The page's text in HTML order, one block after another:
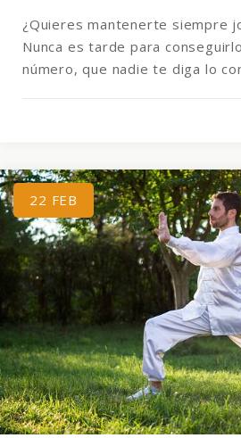
¿Quieres mantenerte siempre
Nunca es tarde para
número, que nadie te diga lo
22 FEB